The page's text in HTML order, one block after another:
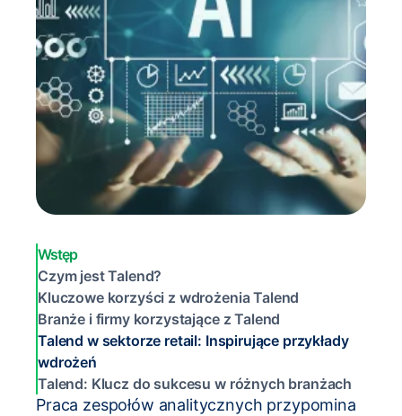
Wstęp
Czym jest Talend?
Kluczowe korzyści z wdrożenia Talend
Branże i firmy korzystające z Talend
Talend w sektorze retail: Inspirujące przykłady
wdrożeń
Talend: Klucz do sukcesu w różnych branżach
Praca zespołów analitycznych przypomina